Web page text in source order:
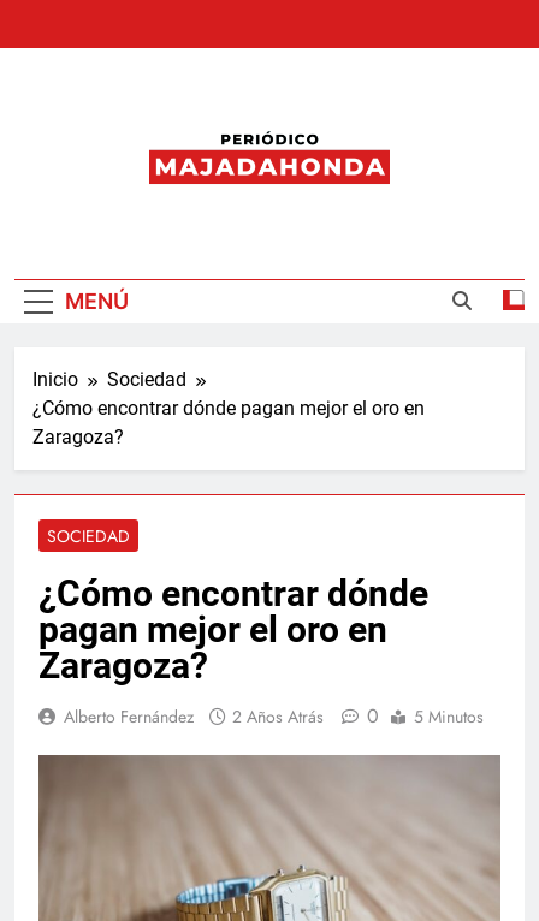
Majadahonda
MENÚ
Inicio
Sociedad
¿Cómo encontrar dónde pagan mejor el oro en
Zaragoza?
SOCIEDAD
¿Cómo encontrar dónde
pagan mejor el oro en
Zaragoza?
Alberto Fernández 2 Años Atrás 0 5 Minutos